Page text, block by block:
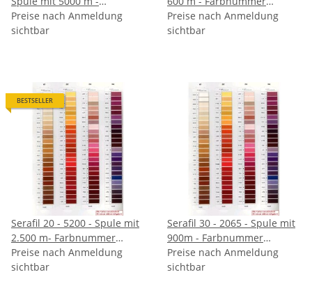
Farbnummer angeben
Preise nach Anmeldung
sichtbar
angeben
Preise nach Anmeldung
sichtbar
BESTSELLER
Serafil 20 - 5200 - Spule mit
2.500 m- Farbnummer
angeben
Preise nach Anmeldung
sichtbar
Serafil 30 - 2065 - Spule mit
900m - Farbnummer
angeben
Preise nach Anmeldung
sichtbar